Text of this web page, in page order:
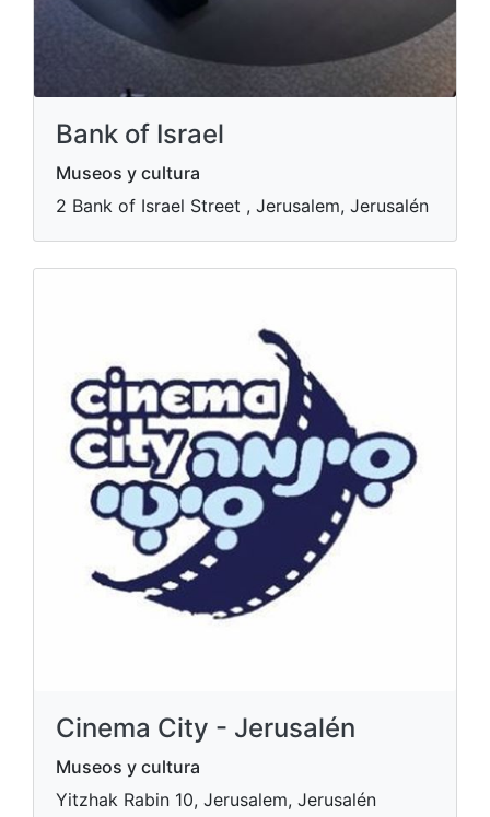
Bank of Israel
Museos y cultura
2 Bank of Israel Street , Jerusalem, Jerusalén
Cinema City - Jerusalén
Museos y cultura
Yitzhak Rabin 10, Jerusalem, Jerusalén